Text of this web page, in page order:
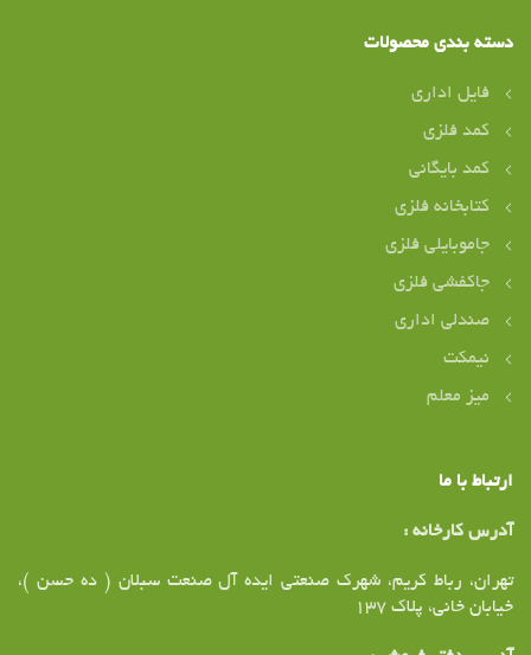
دسته بندی محصولات
فایل اداری
کمد فلزی
کمد بایگانی
کتابخانه فلزی
جاموبایلی فلزی
جاکفشی فلزی
صندلی اداری
نیمکت
میز معلم
ارتباط با ما
آدرس کارخانه :
تهران، رباط کریم، شهرک صنعتی ایده آل صنعت سبلان ( ده حسن )،
خیابان خانی، پلاک ۱37